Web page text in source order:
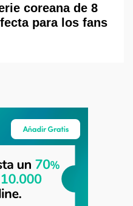
coreana de 8
para los fans